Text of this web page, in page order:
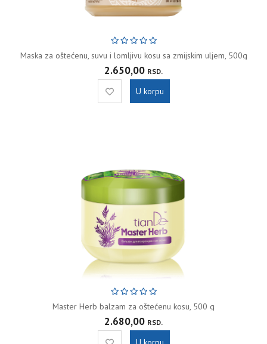
Maska za oštećenu, suvu i lomljivu kosu sa zmijskim uljem, 500g
2.650,00 RSD.
U korpu
Master Herb balzam za oštećenu kosu, 500 g
2.680,00 RSD.